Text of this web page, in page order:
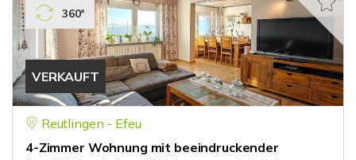
VERKAUFT
360°
Reutlingen - Efeu
4-Zimmer Wohnung mit beeindruckender